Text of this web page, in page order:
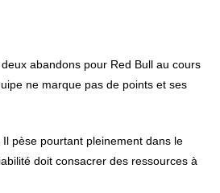
abandons pour Red Bull au cours
ne marque pas de points et ses
pèse pourtant pleinement dans le
doit consacrer des ressources à